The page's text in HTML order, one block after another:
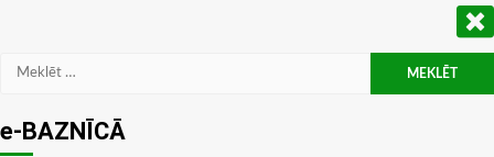
Meklēt:
e-BAZNĪCĀ